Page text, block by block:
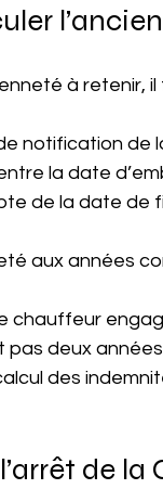
à retenir, il
notification de
la date
de la date de
aux années
chauffeur
pas deux
des
de la